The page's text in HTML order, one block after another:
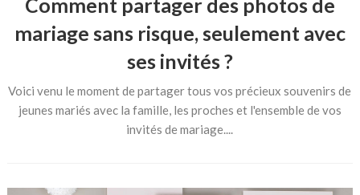
Comment partager des photos de
mariage sans risque, seulement avec
ses invités ?
Voici venu le moment de partager tous vos précieux souvenirs de
jeunes mariés avec la famille, les proches et l'ensemble de vos
invités de mariage....